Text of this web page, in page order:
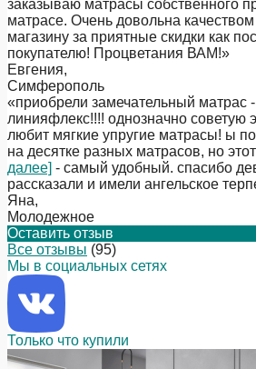
заказываю матрасы собственного
матрасе. Очень довольна
магазину за приятные скидки как
покупателю! Процветания ВАМ!»
Евгения,
Симферополь
«приобрели замечательный матрас
линияфлекс!!!! однозначно советую
любит мягкие упругие матрасы! ы
на десятке разных матрасов, но
далее] - самый удобный. спасибо
рассказали и имели ангельское
Яна,
Молодежное
Оставить отзыв
Все отзывы (95)
Мы в социальных сетях
Только что купили